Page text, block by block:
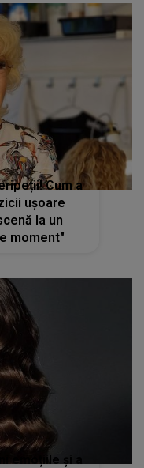
Cum a
ușoare
la un
moment"
emoțiile și a